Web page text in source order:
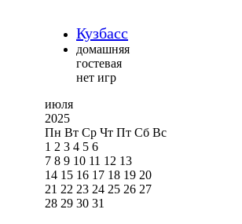
Кузбасс
домашняя
гостевая
нет игр
июля
2025
Пн Вт Ср Чт Пт Сб Вс
1 2 3 4 5 6
7 8 9 10 11 12 13
14 15 16 17 18 19 20
21 22 23 24 25 26 27
28 29 30 31